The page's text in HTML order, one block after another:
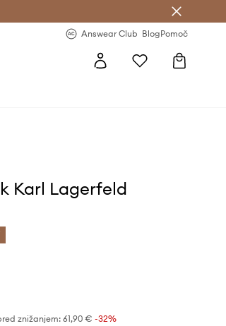
Answear Club BlogPomoč
Karl Lagerfeld
znižanjem: 61,90 € -32%